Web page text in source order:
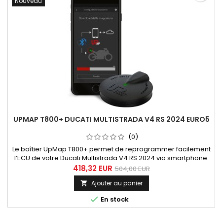
UPMAP T800+ DUCATI MULTISTRADA V4 RS 2024 EURO5
(0)
Le boîtier UpMap T800+ permet de reprogrammer facilement
l’ECU de votre Ducati Multistrada V4 RS 2024 via smartphone.
Profitez de cartographies optimisées pour échappements
Akrapovic Racing et Ducati Performance afin d’améliorer
puissance, couple et réactivité moteur. Marque UpMap
Référence produit T800-DU-MTSV4RS-2024 Compatibilité
moto Ducati...
418,32 EUR 504,00 EUR
 Ajouter au panier
 En stock